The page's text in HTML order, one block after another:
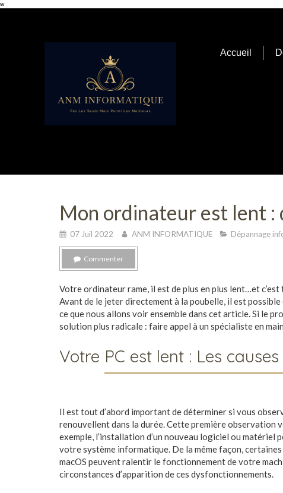
w
Accueil
Mon ordinateur est lent :
07 Juil 2022 ANM INFORMATIQUE Dépannage
Commenter
Votre ordinateur rame, il est de plus en plus lent…et
Avant de le jeter directement à la poubelle, il est
ce que nous allons voir ensemble dans cet article. Si le
solution plus radicale : faire appel à un spécialiste en
Votre PC est lent : Les
Il est tout d’abord important de déterminer si vous
renouvellent dans la durée. Cette première observation
exemple, l’installation d’un nouveau logiciel ou matériel
votre système informatique. De la même façon,
macOS peuvent ralentir le fonctionnement de votre
circonstances d’apparition de ces dysfonctionnements.